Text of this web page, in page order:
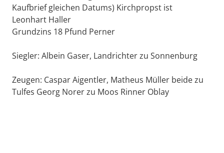
Kaufbrief gleichen Datums) Kirchpropst ist
Leonhart Haller
Grundzins 18 Pfund Perner
Siegler: Albein Gaser, Landrichter zu Sonnenburg
Zeugen: Caspar Aigentler, Matheus Müller beide zu
Tulfes Georg Norer zu Moos Rinner Oblay